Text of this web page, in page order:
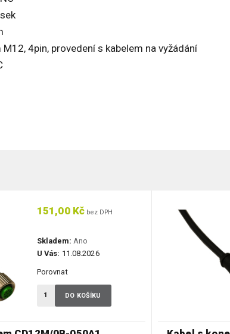
4pin, provedení s kabelem na vyžádání
151,00 Kč bez DPH
Skladem: Ano
U Vás: 11.08.2026
Porovnat
DO KOŠÍKU